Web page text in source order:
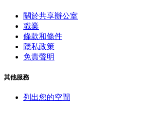
關於共享辦公室
職業
條款和條件
隱私政策
免責聲明
其他服務
列出您的空間